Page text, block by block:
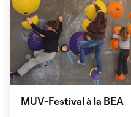
MUV-Festival à la BEA